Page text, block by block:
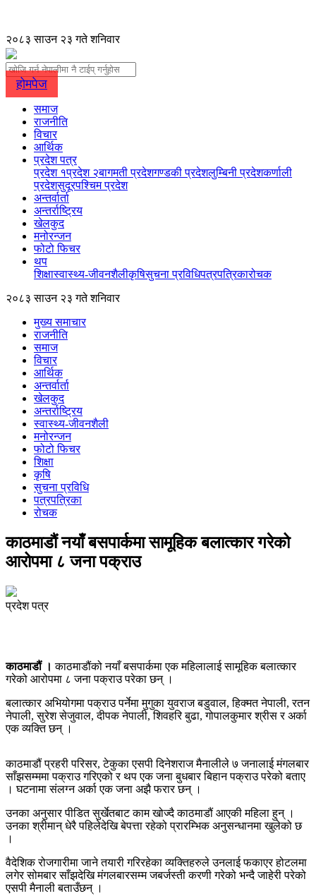
२०८३ साउन २३ गते शनिवार
होमपेज
समाज
राजनीति
विचार
आर्थिक
प्रदेश पत्र
प्रदेश १प्रदेश २बागमती प्रदेशगण्डकी प्रदेशलुम्बिनी प्रदेशकर्णाली
प्रदेशसुदूरपश्चिम प्रदेश
अन्तर्वार्ता
अन्तर्राष्ट्रिय
खेलकुद
मनोरन्जन
फोटो फिचर
थप
शिक्षास्वास्थ्य-जीवनशैलीकृषिसुचना प्रविधिपत्रपत्रिकारोचक
२०८३ साउन २३ गते शनिवार
मुख्य समाचार
राजनीति
समाज
विचार
आर्थिक
अन्तर्वार्ता
खेलकुद
अन्तर्राष्ट्रिय
स्वास्थ्य-जीवनशैली
मनोरन्जन
फोटो फिचर
शिक्षा
कृषि
सुचना प्रविधि
पत्रपत्रिका
रोचक
काठमाडौं नयाँ बसपार्कमा सामूहिक बलात्कार गरेको
आरोपमा ८ जना पक्राउ
प्रदेश पत्र
काठमाडौं । काठमाडौंको नयाँ बसपार्कमा एक महिलालाई सामूहिक बलात्कार
गरेको आरोपमा ८ जना पक्राउ परेका छन् ।
बलात्कार अभियोगमा पक्राउ पर्नेमा मुगुका युवराज बडुवाल, हिक्मत नेपाली, रतन
नेपाली, सुरेश सेजुवाल, दीपक नेपाली, शिवहरि बुढा, गोपालकुमार श्रीस र अर्का
एक व्यक्ति छन् ।
काठमाडौं प्रहरी परिसर, टेकुका एसपी दिनेशराज मैनालीले ७ जनालाई मंगलबार
साँझसम्ममा पक्राउ गरिएको र थप एक जना बुधबार बिहान पक्राउ परेको बताए
। घटनामा संलग्न अर्का एक जना अझै फरार छन् ।
उनका अनुसार पीडित सुर्खेतबाट काम खोज्दै काठमाडौं आएकी महिला हुन् ।
उनका श्रीमान् धेरै पहिलेदेखि बेपत्ता रहेको प्रारम्भिक अनुसन्धानमा खुलेको छ
।
वैदेशिक रोजगारीमा जाने तयारी गरिरहेका व्यक्तिहरुले उनलाई फकाएर होटलमा
लगेर सोमबार साँझदेखि मंगलबारसम्म जबर्जस्ती करणी गरेको भन्दै जाहेरी परेको
एसपी मैनाली बताउँछन् ।